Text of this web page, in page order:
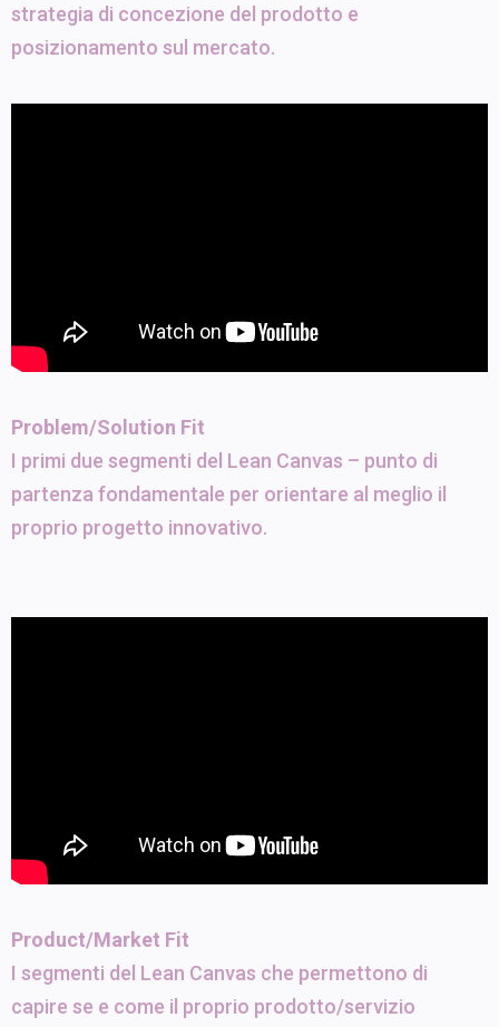
strategia di concezione del prodotto e
posizionamento sul mercato.
Problem/Solution Fit
I primi due segmenti del Lean Canvas – punto di
partenza fondamentale per orientare al meglio il
proprio progetto innovativo.
Product/Market Fit
I segmenti del Lean Canvas che permettono di
capire se e come il proprio prodotto/servizio